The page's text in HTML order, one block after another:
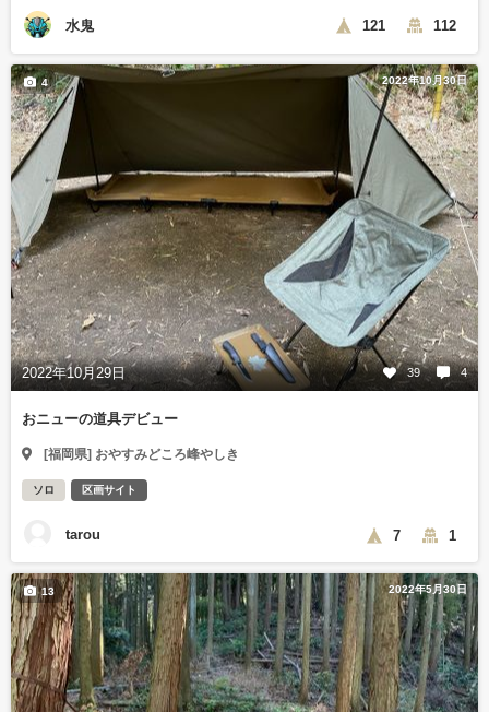
水鬼 121 112
2022年10月30日
2022年10月29日 39 4
4
おニューの道具デビュー
[福岡県] おやすみどころ峰やしき
ソロ 区画サイト
tarou 7 1
2022年5月30日
13